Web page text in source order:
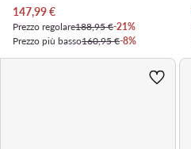
Prezzo attuale
147,99€
Prezzo regolare188,95 €-21%
Prezzo più basso160,95 €-8%